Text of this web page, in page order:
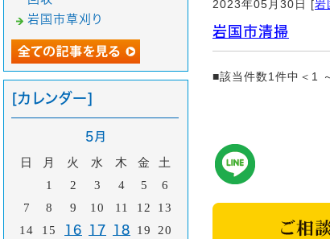
2023年05月30日 [岩
岩国市清掃
■該当件数1件中＜1
岩国市草刈り
[カレンダー]
5月
日 月 火 水 木 金
土
1
2 3 4 5
6
7
8 9 10 11 12
13
14
15 16 17 18 19 20